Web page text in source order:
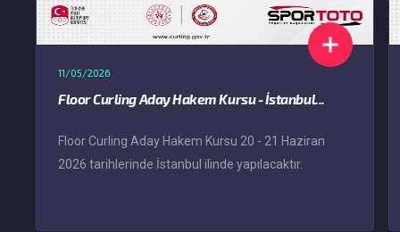
11/05/2026
Floor Curling Aday Hakem Kursu - İstanbul...
Floor Curling Aday Hakem Kursu 20 - 21 Haziran
2026 tarihlerinde İstanbul ilinde yapılacaktır.